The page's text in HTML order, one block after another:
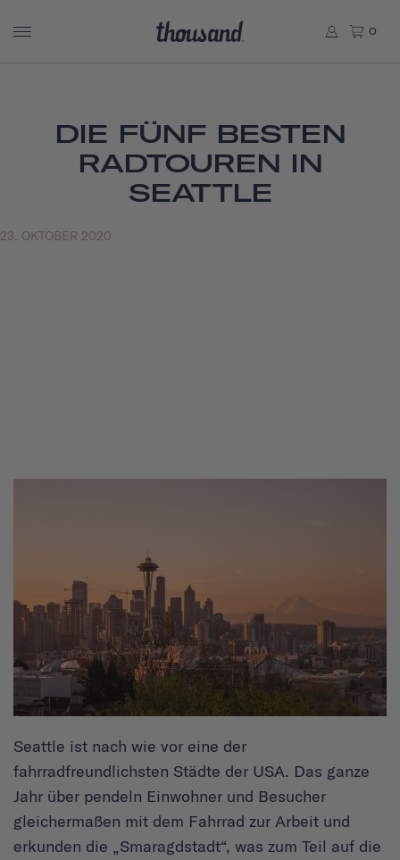
0
DIE FÜNF BESTEN
RADTOUREN IN
SEATTLE
23. OKTOBER 2020
Seattle ist nach wie vor eine der
fahrradfreundlichsten Städte der USA. Das ganze
Jahr über pendeln Einwohner und Besucher
gleichermaßen mit dem Fahrrad zur Arbeit und
erkunden die „Smaragdstadt“, was zum Teil auf die